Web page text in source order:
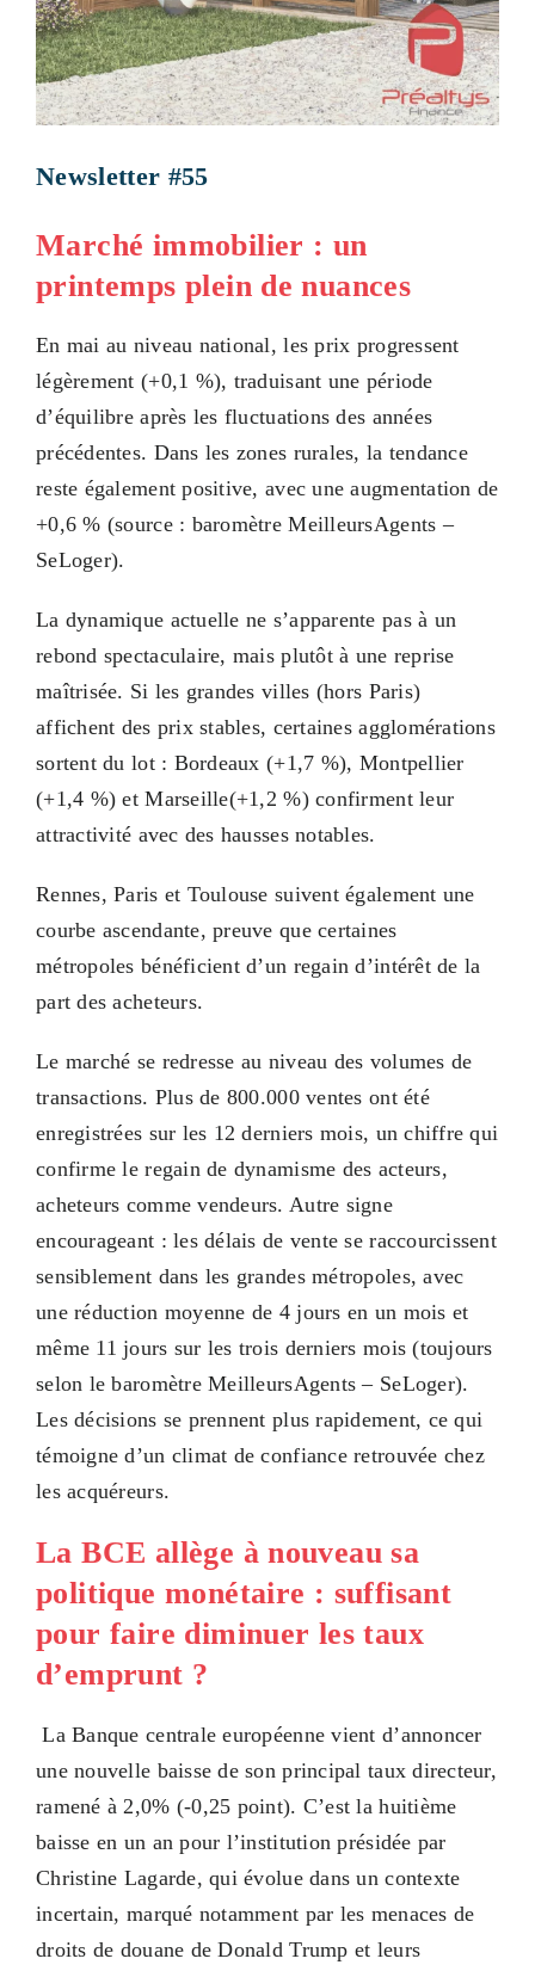
Newsletter #55
Marché immobilier : un
printemps plein de nuances
En mai au niveau national, les prix progressent
légèrement (+0,1 %), traduisant une période
d’équilibre après les fluctuations des années
précédentes. Dans les zones rurales, la tendance
reste également positive, avec une augmentation de
+0,6 % (source : baromètre MeilleursAgents –
SeLoger).
La dynamique actuelle ne s’apparente pas à un
rebond spectaculaire, mais plutôt à une reprise
maîtrisée. Si les grandes villes (hors Paris)
affichent des prix stables, certaines agglomérations
sortent du lot : Bordeaux (+1,7 %), Montpellier
(+1,4 %) et Marseille(+1,2 %) confirment leur
attractivité avec des hausses notables.
Rennes, Paris et Toulouse suivent également une
courbe ascendante, preuve que certaines
métropoles bénéficient d’un regain d’intérêt de la
part des acheteurs.
Le marché se redresse au niveau des volumes de
transactions. Plus de 800.000 ventes ont été
enregistrées sur les 12 derniers mois, un chiffre qui
confirme le regain de dynamisme des acteurs,
acheteurs comme vendeurs. Autre signe
encourageant : les délais de vente se raccourcissent
sensiblement dans les grandes métropoles, avec
une réduction moyenne de 4 jours en un mois et
même 11 jours sur les trois derniers mois (toujours
selon le baromètre MeilleursAgents – SeLoger).
Les décisions se prennent plus rapidement, ce qui
témoigne d’un climat de confiance retrouvée chez
les acquéreurs.
La BCE allège à nouveau sa
politique monétaire : suffisant
pour faire diminuer les taux
d’emprunt ?
La Banque centrale européenne vient d’annoncer
une nouvelle baisse de son principal taux directeur,
ramené à 2,0% (-0,25 point). C’est la huitième
baisse en un an pour l’institution présidée par
Christine Lagarde, qui évolue dans un contexte
incertain, marqué notamment par les menaces de
droits de douane de Donald Trump et leurs